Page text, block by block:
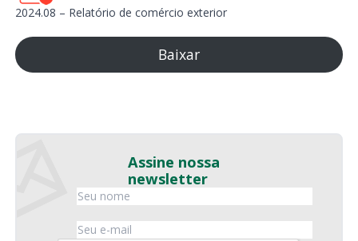
2024.08 – Relatório de comércio exterior
Baixar
Assine nossa
newsletter